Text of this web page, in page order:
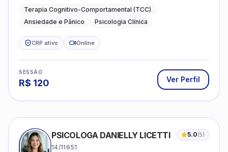
excessiva
Terapia Cognitivo-Comportamental (TCC)
Ansiedade e Pânico
Psicologia Clínica
CRP ativo Online
SESSÃO
R$ 120 Ver Perfil
PSICOLOGA DANIELLY LICETTI 5.0(5)
14/11651